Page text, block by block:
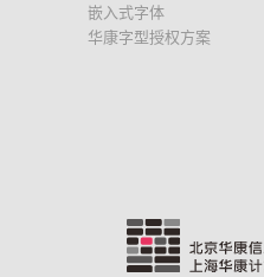
嵌入式字体
华康字型授权方案